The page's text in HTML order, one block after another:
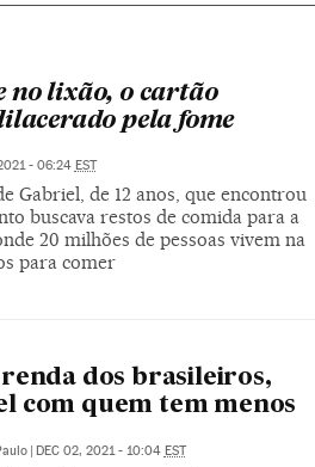
no lixão, o cartão
pela fome
- 06:24 EST
Gabriel, de 12 anos, que encontrou
buscava restos de comida para a
20 milhões de pessoas vivem na
para comer
dos brasileiros,
com quem tem menos
DEC 02, 2021 - 10:04 EST